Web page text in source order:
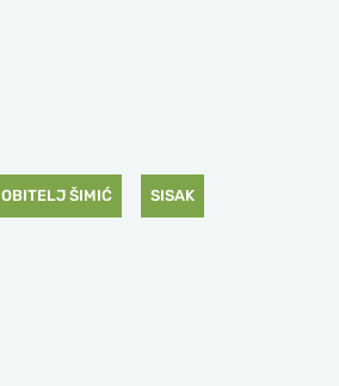
OBITELJ ŠIMIĆ SISAK